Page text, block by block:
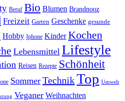
Beruf Bio Blumen Brandnooz
Freizeit Garten Geschenke gesunde
Hobby Iphone Kinder Kochen
Lebensmittel Lifestyle
Reisen Rezepte Schönheit
Sommer TechnikTop Umwelt
Veganer Weihnachten